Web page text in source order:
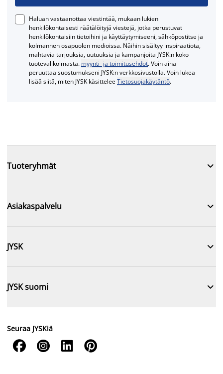
Haluan vastaanottaa viestintää, mukaan lukien
henkilökohtaisesti räätälöityjä viestejä, jotka perustuvat
henkilökohtaisiin tietoihini ja käyttäytymiseeni, sähköpostitse ja
kolmannen osapuolen medioissa. Näihin sisältyy inspiraatiota,
mahtavia tarjouksia, uutuuksia ja kampanjoita JYSK:n koko
tuotevalikoimasta. myynti- ja toimitusehdot. Voin aina
peruuttaa suostumukseni JYSK:n verkkosivustolla. Voin lukea
lisää siitä, miten JYSK käsitteleeTietosuojakäytäntö.
Tuoteryhmät 
Asiakaspalvelu 
JYSK 
JYSK suomi 
Seuraa JYSKiä
   